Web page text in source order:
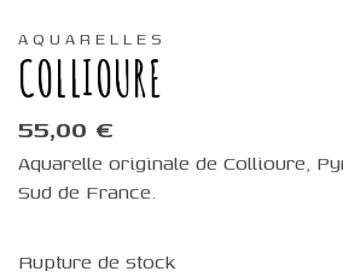
AQUARELLES
COLLIOURE
55,00 €
Aquarelle originale de Collioure,
Sud de France.
Rupture de stock